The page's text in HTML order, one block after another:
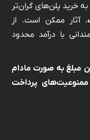
به خرید پلن‌های گران‌تر
، آثار ممکن است. از
با درآمد محدود
مبلغ به صورت مادام
پرداخت